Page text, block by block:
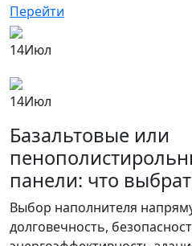
Перейти
14Июл
14Июл
Базальтовые или
панели: что
Выбор наполнителя
долговечность,